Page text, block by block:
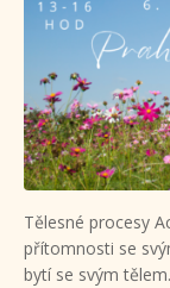
Tělesné procesy
přítomnosti se
bytí se svým tělem.